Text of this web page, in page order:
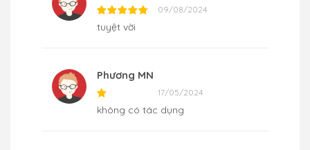
09/08/2024
tuyệt vời
Phương MN
17/05/2024
không có tác dụng